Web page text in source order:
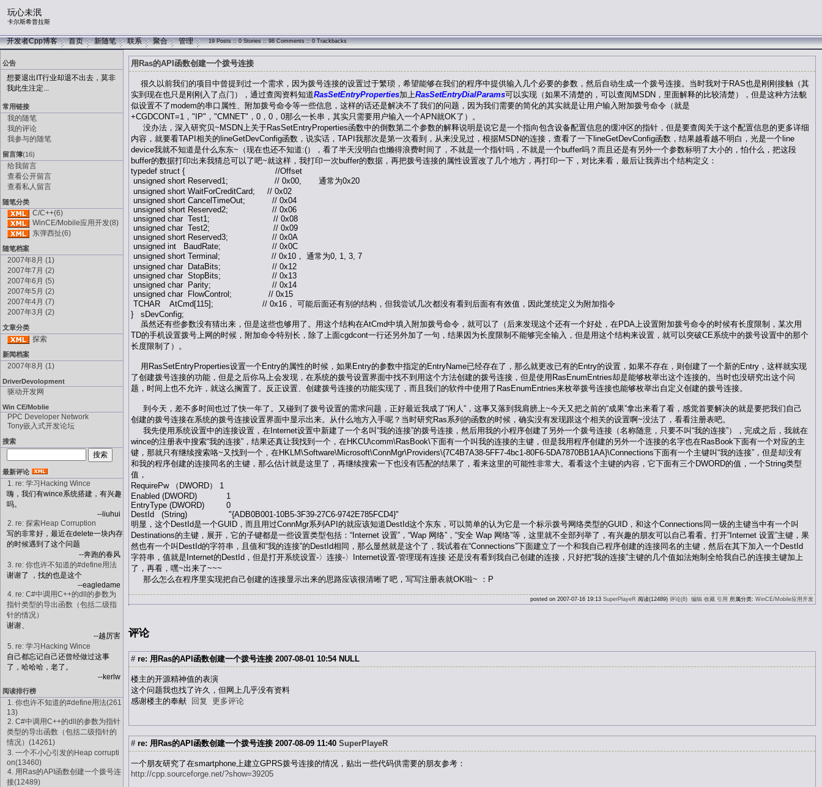
玩心未泯
卡尔斯希普拉斯
开发者Cpp博客 首页 新随笔 联系 聚合 管理 19 Posts :: 0 Stories :: 98 Comments :: 0 Trackbacks
公告
想要退出IT行业却退不出去，莫非
我此生注定...
常用链接
我的随笔
我的评论
我参与的随笔
留言簿(16)
给我留言
查看公开留言
查看私人留言
随笔分类
C/C++(6)
WinCE/Mobile应用开发(8)
东弹西扯(6)
随笔档案
2007年8月 (1)
2007年7月 (2)
2007年6月 (5)
2007年5月 (2)
2007年4月 (7)
2007年3月 (2)
文章分类
探索
新闻档案
2007年8月 (1)
DriverDevolopment
驱动开发网
Win CE/Moblie
PPC Developer Network
Tony嵌入式开发论坛
搜索
最新评论
1. re: 学习Hacking Wince
嗨，我们有wince系统搭建，有兴趣
吗。
--liuhui
2. re: 探索Heap Corruption
写的非常好，最近在delete一块内存
的时候遇到了这个问题
--奔跑的春风
3. re: 你也许不知道的#define用法
谢谢了 ，找的也是这个
--eagledame
4. re: C#中调用C++的dll的参数为
指针类型的导出函数（包括二级指
针的情况）
谢谢、
--越厉害
5. re: 学习Hacking Wince
自己都忘记自己还曾经做过这事
了，哈哈哈，老了。
--kerlw
阅读排行榜
1. 你也许不知道的#define用法(261
13)
2. C#中调用C++的dll的参数为指针
类型的导出函数（包括二级指针的
情况）(14261)
3. 一个不小心引发的Heap corrupti
on(13460)
4. 用Ras的API函数创建一个拨号连
接(12489)
用Ras的API函数创建一个拨号连接
很久以前我们的项目中曾提到过一个需求，因为拨号连接的设置过于繁琐，希望能够在我们的程序中提供输入几个必要的参数，然后自动生成一个拨号连接。当时我对于RAS也是刚刚接触（其
实到现在也只是刚刚入了点门），通过查阅资料知道RasSetEntryProperties加上RasSetEntryDialParams可以实现（如果不清楚的，可以查阅MSDN，里面解释的比较清楚），但是这种方法貌
似设置不了modem的串口属性、附加拨号命令等一些信息，这样的话还是解决不了我们的问题，因为我们需要的简化的其实就是让用户输入附加拨号命令（就是
+CGDCONT=1，"IP"，"CMNET"，0，0，0那么一长串，其实只需要用户输入一个APN就OK了）。
没办法，深入研究贝~MSDN上关于RasSetEntryProperties函数中的倒数第二个参数的解释说明是说它是一个指向包含设备配置信息的缓冲区的指针，但是要查阅关于这个配置信息的更多详细
内容，就要看TAPI相关的lineGetDevConfig函数，说实话，TAPI我那次是第一次看到，从来没见过，根据MSDN的连接，查看了一下lineGetDevConfig函数，结果越看越不明白，光是一个line
device我就不知道是什么东东~（现在也还不知道:(），看了半天没明白也懒得浪费时间了，不就是一个指针吗，不就是一个buffer吗？而且还是有另外一个参数标明了大小的，怕什么，把这段
buffer的数据打印出来我猜总可以了吧~就这样，我打印一次buffer的数据，再把拨号连接的属性设置改了几个地方，再打印一下，对比来看，最后让我弄出个结构定义：
typedef struct { //Offset
unsigned short Reserved1; // 0x00, 通常为0x20
unsigned short WaitForCreditCard; // 0x02
unsigned short CancelTimeOut; // 0x04
unsigned short Reserved2; // 0x06
unsigned char Test1; // 0x08
unsigned char Test2; // 0x09
unsigned short Reserved3; // 0x0A
unsigned int BaudRate; // 0x0C
unsigned short Terminal; // 0x10， 通常为0, 1, 3, 7
unsigned char DataBits; // 0x12
unsigned char StopBits; // 0x13
unsigned char Parity; // 0x14
unsigned char FlowControl; // 0x15
TCHAR AtCmd[115]; // 0x16， 可能后面还有别的结构，但我尝试几次都没有看到后面有有效值，因此笼统定义为附加指令
} sDevConfig;
虽然还有些参数没有猜出来，但是这些也够用了。用这个结构在AtCmd中填入附加拨号命令，就可以了（后来发现这个还有一个好处，在PDA上设置附加拨号命令的时候有长度限制，某次用
TD的手机设置拨号上网的时候，附加命令特别长，除了上面cgdcont一行还另外加了一句，结果因为长度限制不能够完全输入，但是用这个结构来设置，就可以突破CE系统中的拨号设置中的那个
长度限制了）。
用RasSetEntryProperties设置一个Entry的属性的时候，如果Entry的参数中指定的EntryName已经存在了，那么就更改已有的Entry的设置，如果不存在，则创建了一个新的Entry，这样就实现
了创建拨号连接的功能，但是之后你马上会发现，在系统的拨号设置界面中找不到用这个方法创建的拨号连接，但是使用RasEnumEntries却是能够枚举出这个连接的。当时也没研究出这个问
题，时间上也不允许，就这么搁置了。反正设置、创建拨号连接的功能实现了，而且我们的软件中使用了RasEnumEntries来枚举拨号连接也能够枚举出自定义创建的拨号连接。
到今天，差不多时间也过了快一年了。又碰到了拨号设置的需求问题，正好最近我成了“闲人”，这事又落到我肩膀上~今天又把之前的“成果”拿出来看了看，感觉首要解决的就是要把我们自己
创建的拨号连接在系统的拨号连接设置界面中显示出来。从什么地方入手呢？当时研究Ras系列的函数的时候，确实没有发现跟这个相关的设置啊~没法了，看看注册表吧。
我先使用系统设置中的连接设置，在Internet设置中新建了一个名叫“我的连接”的拨号连接，然后用我的小程序创建了另外一个拨号连接（名称随意，只要不叫“我的连接”），完成之后，我就在
wince的注册表中搜索“我的连接”，结果还真让我找到一个，在HKCU\comm\RasBook\下面有一个叫我的连接的主键，但是我用程序创建的另外一个连接的名字也在RasBook下面有一个对应的主
键，那就只有继续搜索咯~又找到一个，在HKLM\Software\Microsoft\ConnMgr\Providers\{7C4B7A38-5FF7-4bc1-80F6-5DA7870BB1AA}\Connections下面有一个主键叫“我的连接”，但是却没有
和我的程序创建的连接同名的主键，那么估计就是这里了，再继续搜索一下也没有匹配的结果了，看来这里的可能性非常大。看看这个主键的内容，它下面有三个DWORD的值，一个String类型
值，
RequirePw （DWORD） 1
Enabled (DWORD) 1
EntryType (DWORD) 0
DestId (String) "{ADB0B001-10B5-3F39-27C6-9742E785FCD4}"
明显，这个DestId是一个GUID，而且用过ConnMgr系列API的就应该知道DestId这个东东，可以简单的认为它是一个标示拨号网络类型的GUID，和这个Connections同一级的主键当中有一个叫
Destinations的主键，展开，它的子键都是一些设置类型包括：“Internet 设置”，“Wap 网络”，“安全 Wap 网络”等，这里就不全部列举了，有兴趣的朋友可以自己看看。打开“Internet 设置”主键，果
然也有一个叫DestId的字符串，且值和“我的连接”的DestId相同，那么显然就是这个了，我试着在“Connections”下面建立了一个和我自己程序创建的连接同名的主键，然后在其下加入一个DestId
字符串，值就是Internet的DestId，但是打开系统设置-〉连接-〉Internet设置-管理现有连接 还是没有看到我自己创建的连接，只好把“我的连接”主键的几个值如法炮制全给我自己的连接主键加上
了，再看，嘿~出来了~~~
那么怎么在程序里实现把自己创建的连接显示出来的思路应该很清晰了吧，写写注册表就OK啦~ ：P
posted on 2007-07-16 19:13 SuperPlayeR 阅读(12489) 评论(8) 编辑 收藏 引用 所属分类: WinCE/Mobile应用开发
评论
# re: 用Ras的API函数创建一个拨号连接 2007-08-01 10:54 NULL
楼主的开源精神值的表演
这个问题我也找了许久，但网上几乎没有资料
感谢楼主的奉献 回复 更多评论
# re: 用Ras的API函数创建一个拨号连接 2007-08-09 11:40 SuperPlayeR
一个朋友研究了在smartphone上建立GPRS拨号连接的情况，贴出一些代码供需要的朋友参考：
http://cpp.sourceforge.net/?show=39205